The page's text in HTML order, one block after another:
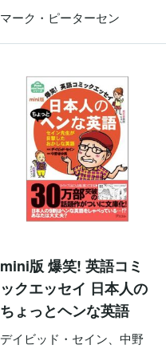
マーク・ピーターセン
mini版 爆笑! 英語コミ
ックエッセイ 日本人の
ちょっとヘンな英語
デイビッド・セイン、中野